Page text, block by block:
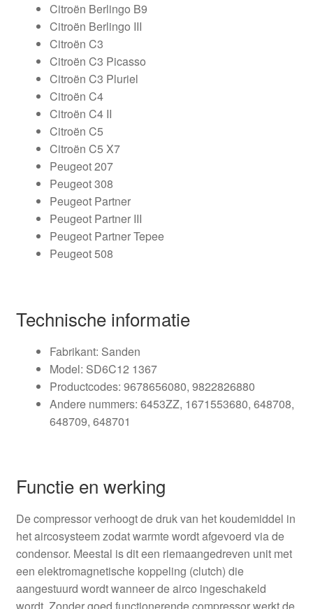
Citroën Berlingo B9
Citroën Berlingo III
Citroën C3
Citroën C3 Picasso
Citroën C3 Pluriel
Citroën C4
Citroën C4 II
Citroën C5
Citroën C5 X7
Peugeot 207
Peugeot 308
Peugeot Partner
Peugeot Partner III
Peugeot Partner Tepee
Peugeot 508
Technische informatie
Fabrikant: Sanden
Model: SD6C12 1367
Productcodes: 9678656080, 9822826880
Andere nummers: 6453ZZ, 1671553680, 648708,
648709, 648701
Functie en werking
De compressor verhoogt de druk van het koudemiddel in
het aircosysteem zodat warmte wordt afgevoerd via de
condensor. Meestal is dit een riemaangedreven unit met
een elektromagnetische koppeling (clutch) die
aangestuurd wordt wanneer de airco ingeschakeld
wordt. Zonder goed functionerende compressor werkt de